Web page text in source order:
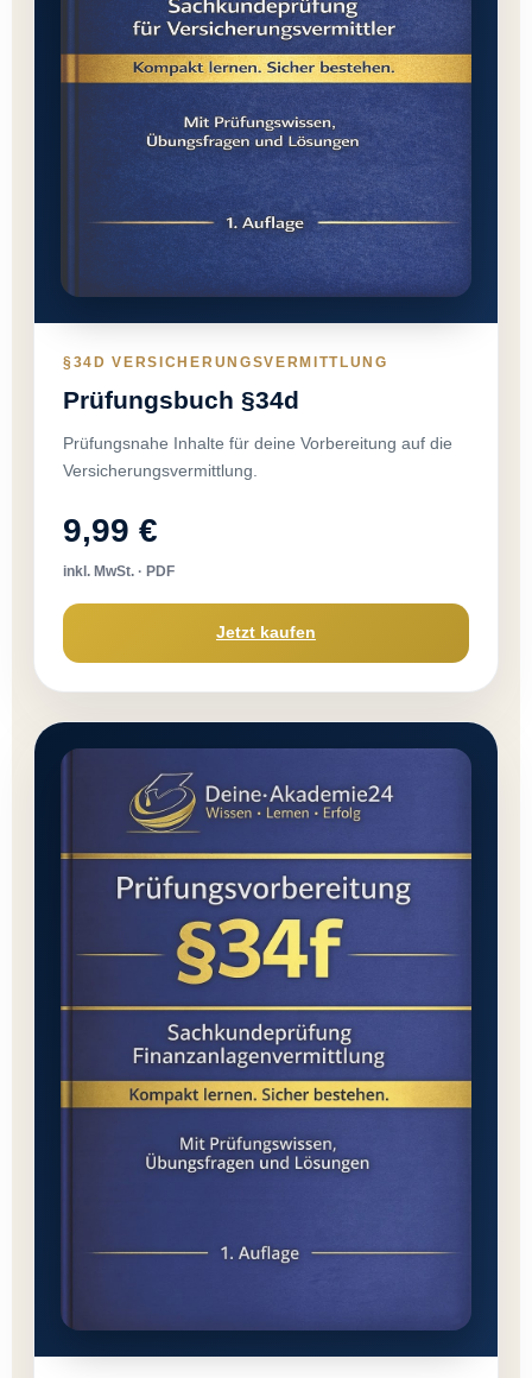
§34D VERSICHERUNGSVERMITTLUNG
Prüfungsbuch §34d
Prüfungsnahe Inhalte für deine Vorbereitung auf die
Versicherungsvermittlung.
9,99 €
inkl. MwSt. · PDF
Jetzt kaufen